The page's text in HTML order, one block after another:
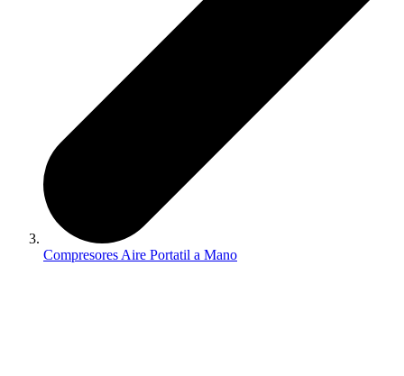
Compresores Aire Portatil a Mano